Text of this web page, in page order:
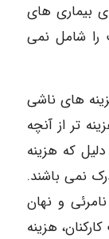
بیماری های
را شامل نمی
های ناشی
تر از آنچه
که هزینه
نمی باشند.
و نهان
هزینه